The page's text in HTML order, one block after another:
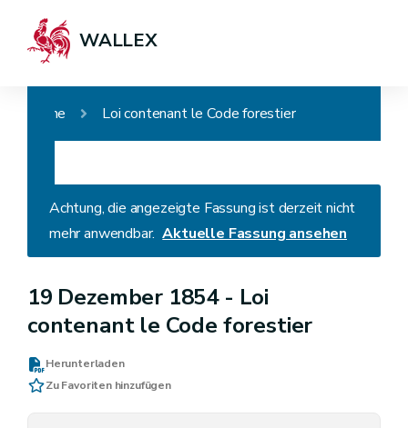
WALLEX
Home Loi contenant le Code forestier
Achtung, die angezeigte Fassung ist derzeit nicht
mehr anwendbar. Aktuelle Fassung ansehen
19 Dezember 1854 - Loi
contenant le Code forestier
Herunterladen
Zu Favoriten hinzufügen